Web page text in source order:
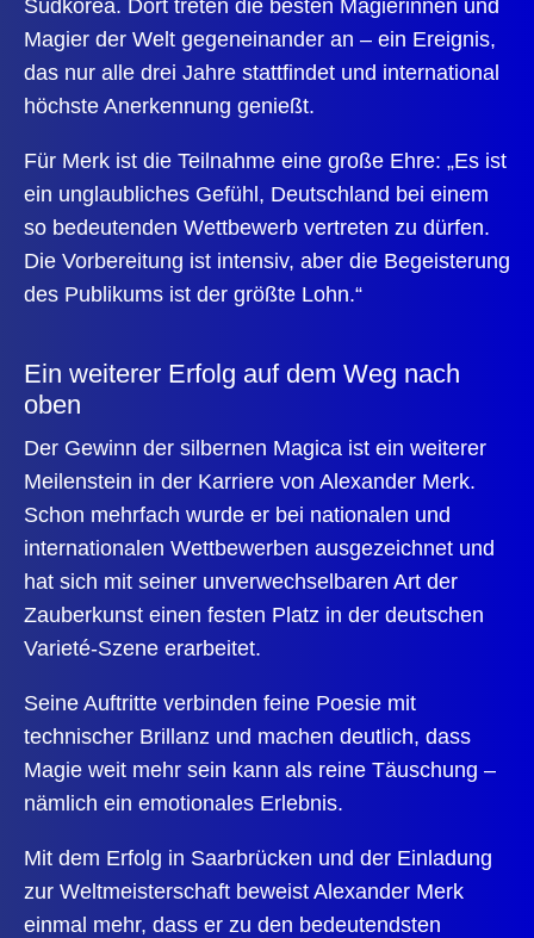
Südkorea. Dort treten die besten Magierinnen und
Magier der Welt gegeneinander an – ein Ereignis,
das nur alle drei Jahre stattfindet und international
höchste Anerkennung genießt.
Für Merk ist die Teilnahme eine große Ehre: „Es ist
ein unglaubliches Gefühl, Deutschland bei einem
so bedeutenden Wettbewerb vertreten zu dürfen.
Die Vorbereitung ist intensiv, aber die Begeisterung
des Publikums ist der größte Lohn.“
Ein weiterer Erfolg auf dem Weg nach
oben
Der Gewinn der silbernen Magica ist ein weiterer
Meilenstein in der Karriere von Alexander Merk.
Schon mehrfach wurde er bei nationalen und
internationalen Wettbewerben ausgezeichnet und
hat sich mit seiner unverwechselbaren Art der
Zauberkunst einen festen Platz in der deutschen
Varieté-Szene erarbeitet.
Seine Auftritte verbinden feine Poesie mit
technischer Brillanz und machen deutlich, dass
Magie weit mehr sein kann als reine Täuschung –
nämlich ein emotionales Erlebnis.
Mit dem Erfolg in Saarbrücken und der Einladung
zur Weltmeisterschaft beweist Alexander Merk
einmal mehr, dass er zu den bedeutendsten